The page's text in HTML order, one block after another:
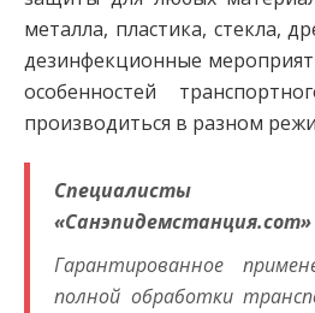
металла, пластика, стекла,
дезинфекционные
особенностей
производиться в разном
Специалисты
Гарантированное
полной обработки